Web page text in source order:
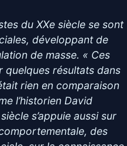
du XXe siècle se sont
développant de
de masse. « Ces
quelques résultats dans
rien en comparaison
l’historien David
s’appuie aussi sur
des